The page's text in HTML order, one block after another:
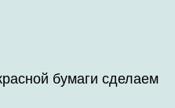
бумаги сделаем